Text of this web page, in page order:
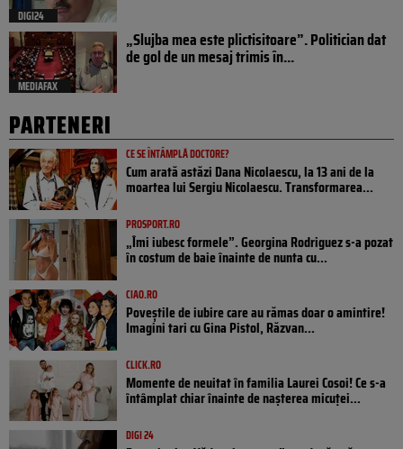
DIGI24
MEDIAFAX
„Slujba mea este plictisitoare”. Politician dat
de gol de un mesaj trimis în...
PARTENERI
CE SE ÎNTÂMPLĂ DOCTORE?
Cum arată astăzi Dana Nicolaescu, la 13 ani de la
moartea lui Sergiu Nicolaescu. Transformarea...
PROSPORT.RO
„Îmi iubesc formele”. Georgina Rodriguez s-a pozat
în costum de baie înainte de nunta cu...
CIAO.RO
Poveştile de iubire care au rămas doar o amintire!
Imagini tari cu Gina Pistol, Răzvan...
CLICK.RO
Momente de neuitat în familia Laurei Cosoi! Ce s-a
întâmplat chiar înainte de nașterea micuței...
DIGI 24